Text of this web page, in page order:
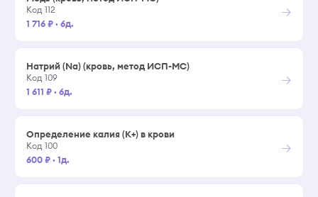
Код 112
1 716 ₽· 6д.
→
Натрий (Na) (кровь, метод ИСП-МС)
Код 109
1 611 ₽· 6д.
→
Определение калия (K+) в крови
Код 100
600 ₽· 1д.
→